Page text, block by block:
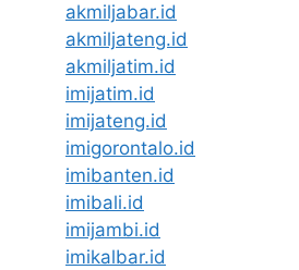
akmiljabar.id
akmiljateng.id
akmiljatim.id
imijatim.id
imijateng.id
imigorontalo.id
imibanten.id
imibali.id
imijambi.id
imikalbar.id